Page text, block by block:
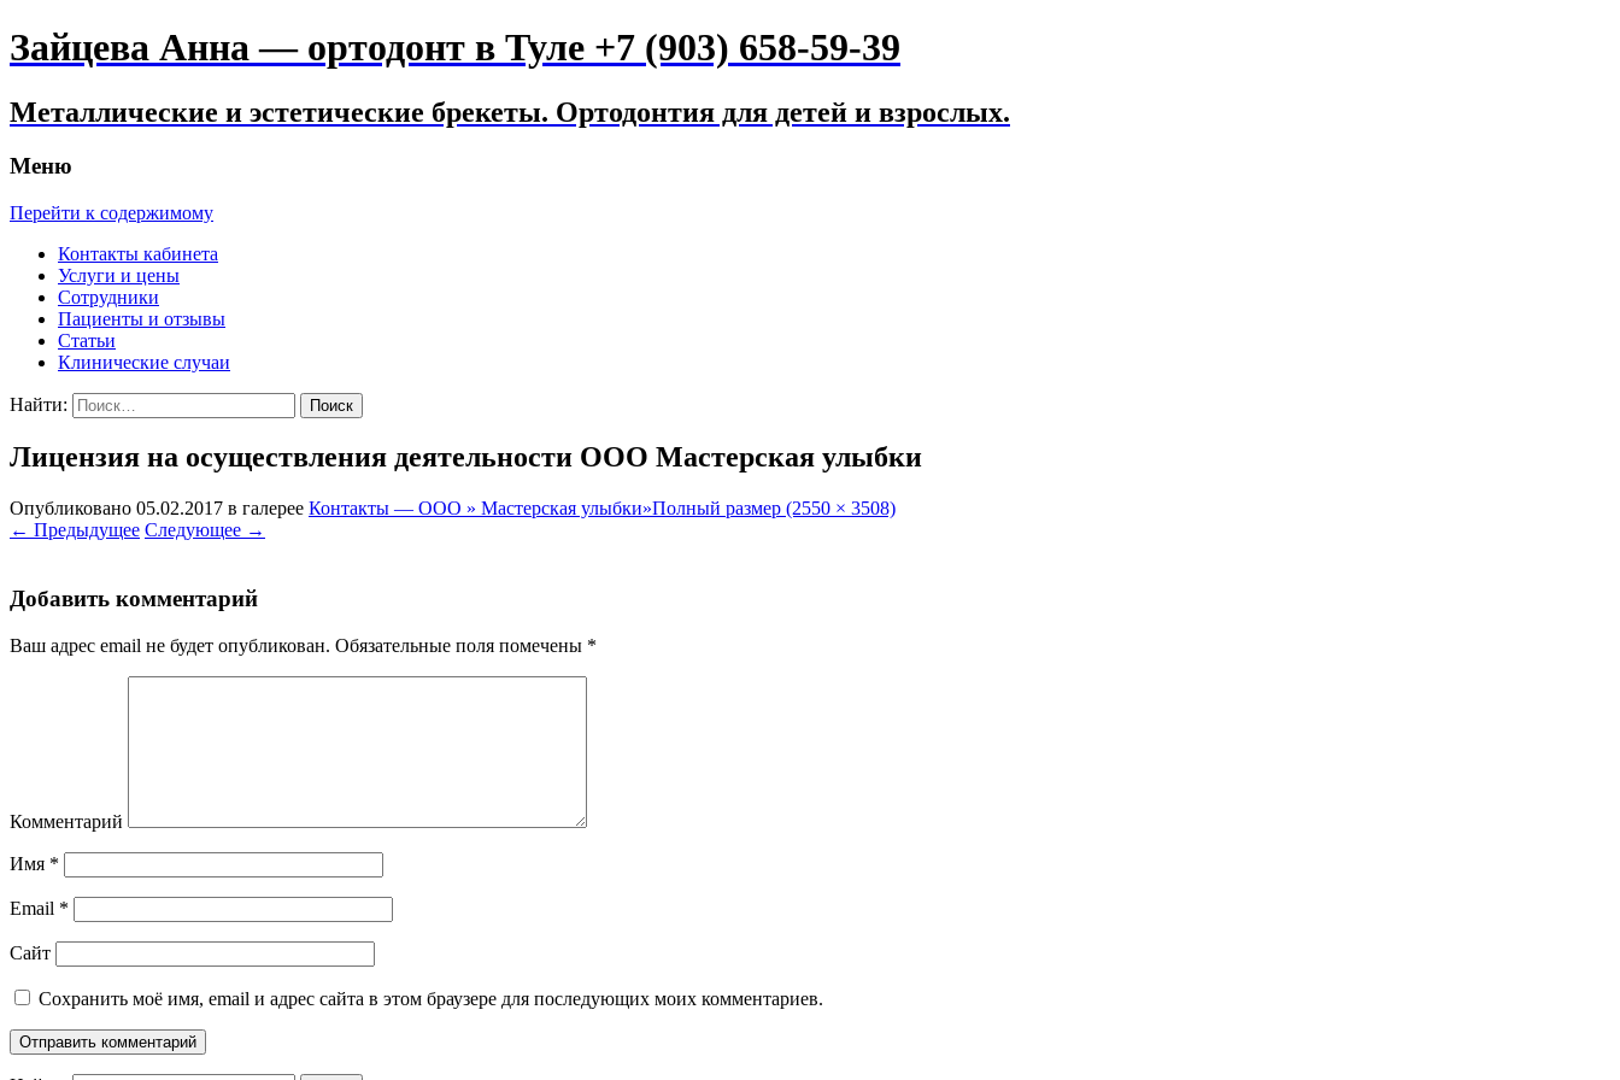
Зайцева Анна — ортодонт в Туле +7 (903) 658-59-39
Металлические и эстетические брекеты. Ортодонтия для детей и взрослых.
Меню
Перейти к содержимому
Контакты кабинета
Услуги и цены
Сотрудники
Пациенты и отзывы
Статьи
Клинические случаи
Найти:
Лицензия на осуществления деятельности ООО Мастерская улыбки
Опубликовано 05.02.2017 в галерее Контакты — ООО » Мастерская улыбки»Полный размер (2550 × 3508)
← Предыдущее Следующее →
Добавить комментарий
Ваш адрес email не будет опубликован. Обязательные поля помечены *
Комментарий
Имя *
Email *
Сайт
Сохранить моё имя, email и адрес сайта в этом браузере для последующих моих комментариев.